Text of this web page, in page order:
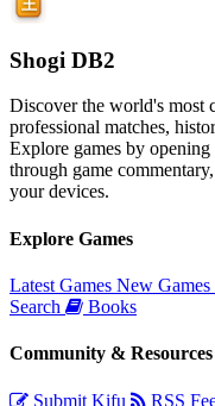
Shogi DB2
Discover the world's most
professional matches,
Explore games by
through game
your devices.
Explore Games
Latest Games New Games
Search
Books
Community & Resources
Submit Kifu RSS